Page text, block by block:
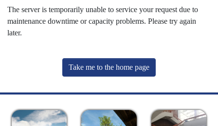
The server is temporarily unable to service your request due to
maintenance downtime or capacity problems. Please try again
later.
Take me to the home page